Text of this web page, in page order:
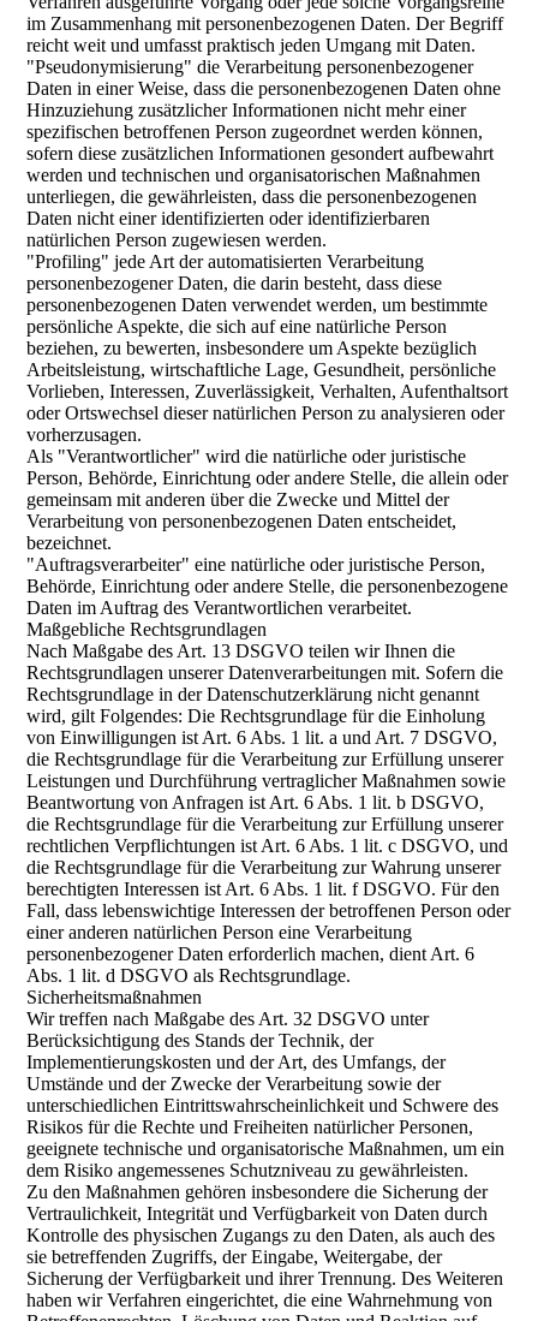
im Zusammenhang mit personenbezogenen Daten. Der Begriff
reicht weit und umfasst praktisch jeden Umgang mit Daten.
"Pseudonymisierung" die Verarbeitung personenbezogener
Daten in einer Weise, dass die personenbezogenen Daten ohne
Hinzuziehung zusätzlicher Informationen nicht mehr einer
spezifischen betroffenen Person zugeordnet werden können,
sofern diese zusätzlichen Informationen gesondert aufbewahrt
werden und technischen und organisatorischen Maßnahmen
unterliegen, die gewährleisten, dass die personenbezogenen
Daten nicht einer identifizierten oder identifizierbaren
natürlichen Person zugewiesen werden.
"Profiling" jede Art der automatisierten Verarbeitung
personenbezogener Daten, die darin besteht, dass diese
personenbezogenen Daten verwendet werden, um bestimmte
persönliche Aspekte, die sich auf eine natürliche Person
beziehen, zu bewerten, insbesondere um Aspekte bezüglich
Arbeitsleistung, wirtschaftliche Lage, Gesundheit, persönliche
Vorlieben, Interessen, Zuverlässigkeit, Verhalten, Aufenthaltsort
oder Ortswechsel dieser natürlichen Person zu analysieren oder
vorherzusagen.
Als "Verantwortlicher" wird die natürliche oder juristische
Person, Behörde, Einrichtung oder andere Stelle, die allein oder
gemeinsam mit anderen über die Zwecke und Mittel der
Verarbeitung von personenbezogenen Daten entscheidet,
bezeichnet.
"Auftragsverarbeiter" eine natürliche oder juristische Person,
Behörde, Einrichtung oder andere Stelle, die personenbezogene
Daten im Auftrag des Verantwortlichen verarbeitet.
Maßgebliche Rechtsgrundlagen
Nach Maßgabe des Art. 13 DSGVO teilen wir Ihnen die
Rechtsgrundlagen unserer Datenverarbeitungen mit. Sofern die
Rechtsgrundlage in der Datenschutzerklärung nicht genannt
wird, gilt Folgendes: Die Rechtsgrundlage für die Einholung
von Einwilligungen ist Art. 6 Abs. 1 lit. a und Art. 7 DSGVO,
die Rechtsgrundlage für die Verarbeitung zur Erfüllung unserer
Leistungen und Durchführung vertraglicher Maßnahmen sowie
Beantwortung von Anfragen ist Art. 6 Abs. 1 lit. b DSGVO,
die Rechtsgrundlage für die Verarbeitung zur Erfüllung unserer
rechtlichen Verpflichtungen ist Art. 6 Abs. 1 lit. c DSGVO, und
die Rechtsgrundlage für die Verarbeitung zur Wahrung unserer
berechtigten Interessen ist Art. 6 Abs. 1 lit. f DSGVO. Für den
Fall, dass lebenswichtige Interessen der betroffenen Person oder
einer anderen natürlichen Person eine Verarbeitung
personenbezogener Daten erforderlich machen, dient Art. 6
Abs. 1 lit. d DSGVO als Rechtsgrundlage.
Sicherheitsmaßnahmen
Wir treffen nach Maßgabe des Art. 32 DSGVO unter
Berücksichtigung des Stands der Technik, der
Implementierungskosten und der Art, des Umfangs, der
Umstände und der Zwecke der Verarbeitung sowie der
unterschiedlichen Eintrittswahrscheinlichkeit und Schwere des
Risikos für die Rechte und Freiheiten natürlicher Personen,
geeignete technische und organisatorische Maßnahmen, um ein
dem Risiko angemessenes Schutzniveau zu gewährleisten.
Zu den Maßnahmen gehören insbesondere die Sicherung der
Vertraulichkeit, Integrität und Verfügbarkeit von Daten durch
Kontrolle des physischen Zugangs zu den Daten, als auch des
sie betreffenden Zugriffs, der Eingabe, Weitergabe, der
Sicherung der Verfügbarkeit und ihrer Trennung. Des Weiteren
haben wir Verfahren eingerichtet, die eine Wahrnehmung von